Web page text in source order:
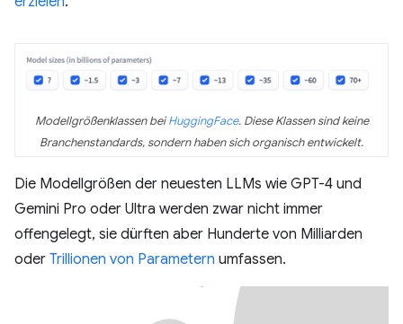
Modellgrößenklassen beiHuggingFace. Diese Klassen sind keine
Branchenstandards, sondern haben sich organisch entwickelt.
Die Modellgrößen der neuesten LLMs wie GPT-4 und
Gemini Pro oder Ultra werden zwar nicht immer
offengelegt, sie dürften aber Hunderte von Milliarden
oder Trillionen von Parametern umfassen.